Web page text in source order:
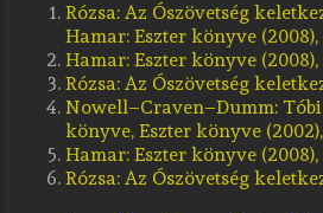
Rózsa:Az Ószövetség
Hamar: Eszter könyve (2008),
Hamar:Eszter könyve (2008),
Rózsa:Az Ószövetség
Nowell–Craven–Dumm:
könyve, Eszter könyve
Hamar:Eszter könyve (2008),
Rózsa:Az Ószövetség